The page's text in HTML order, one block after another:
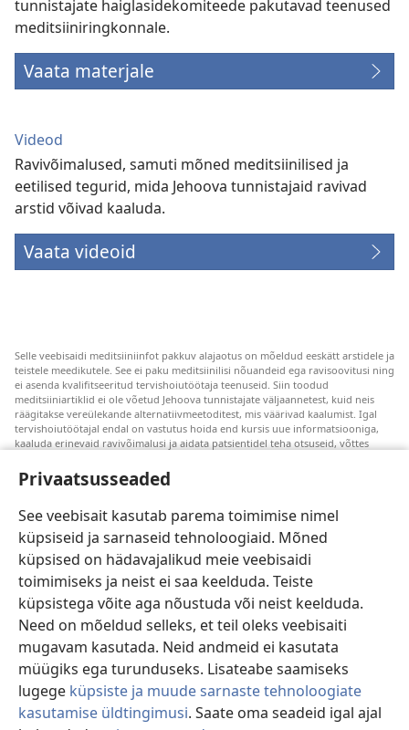
Privaatsusseaded
See veebisait kasutab parema toimimise nimel
küpsiseid ja sarnaseid tehnoloogiaid. Mõned
küpsised on hädavajalikud meie veebisaidi
toimimiseks ja neist ei saa keelduda. Teiste
küpsistega võite aga nõustuda või neist keelduda.
Need on mõeldud selleks, et teil oleks veebisaiti
mugavam kasutada. Neid andmeid ei kasutata
müügiks ega turunduseks. Lisateabe saamiseks
lugege küpsiste ja muude sarnaste tehnoloogiate
kasutamise üldtingimusi. Saate oma seadeid igal ajal
tunnistajate haiglasidekomiteede pakutavad teenused
meditsiiniringkonnale.
Vaata materjale
Videod
Ravivõimalused, samuti mõned meditsiinilised ja
eetilised tegurid, mida Jehoova tunnistajaid ravivad
arstid võivad kaaluda.
Vaata videoid
Selle veebisaidi meditsiiniinfot pakkuv alajaotus on mõeldud eeskätt arstidele ja
teistele meedikutele. See ei paku meditsiinilisi nõuandeid ega ravisoovitusi ning
ei asenda kvalifitseeritud tervishoiutöötaja teenuseid. Siin toodud
meditsiiniartiklid ei ole võetud Jehoova tunnistajate väljaannetest, kuid neis
räägitakse vereülekande alternatiivmeetoditest, mis väärivad kaalumist. Igal
tervishoiutöötajal endal on vastutus hoida end kursis uue informatsiooniga,
kaaluda erinevaid ravivõimalusi ja aidata patsientidel teha otsuseid, võttes
loetletud ravivõtted ei sobi ega ole vastuvõetavad kõigile patsientidele.
nõu saamiseks alati pöörduda arsti poole.
Veebisaidi kasutamise kord on sätestatud kasutustingimustes.
Välimuse sätted
Copyright© 2026 Watch Tower Bible and Tract Society of Pennsylvania.